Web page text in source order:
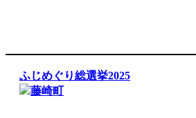
ふじめぐり総選挙2025
藤崎町